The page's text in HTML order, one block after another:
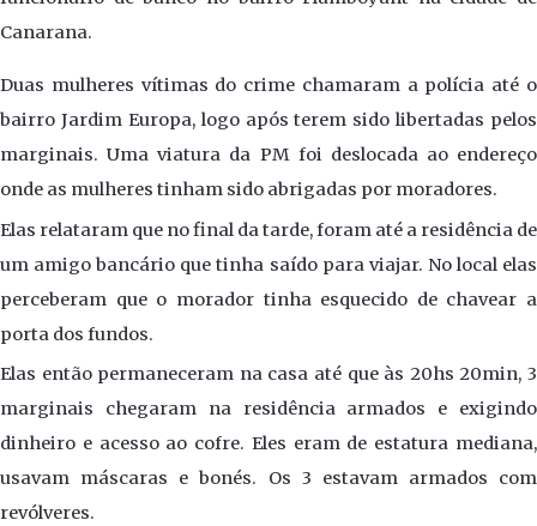
Canarana.
Duas mulheres vítimas do crime chamaram a polícia até o
bairro Jardim Europa, logo após terem sido libertadas pelos
marginais. Uma viatura da PM foi deslocada ao endereço
onde as mulheres tinham sido abrigadas por moradores.
Elas relataram que no final da tarde, foram até a residência de
um amigo bancário que tinha saído para viajar. No local elas
perceberam que o morador tinha esquecido de chavear a
porta dos fundos.
Elas então permaneceram na casa até que às 20hs 20min, 3
marginais chegaram na residência armados e exigindo
dinheiro e acesso ao cofre. Eles eram de estatura mediana,
usavam máscaras e bonés. Os 3 estavam armados com
revólveres.